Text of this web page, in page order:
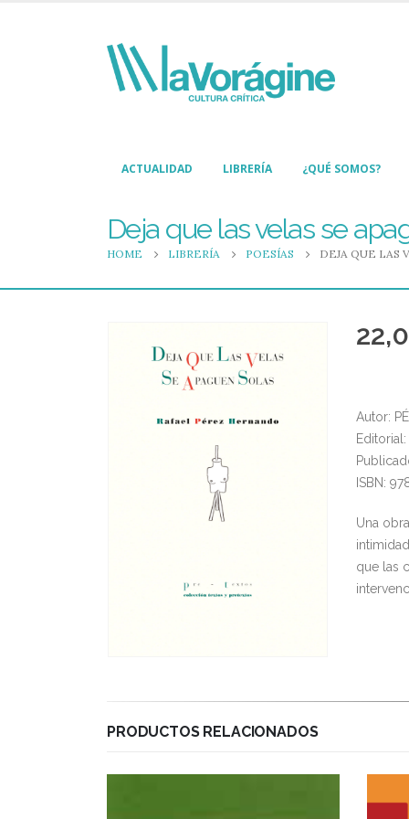
ACTUALIDAD LIBRERÍA ¿QUÉ SOMOS?
Deja que las velas se
HOME LIBRERÍA POESÍAS DEJA QUE LAS
Autor:
Editorial:
ISBN:
Una
que las
PRODUCTOS RELACIONADOS